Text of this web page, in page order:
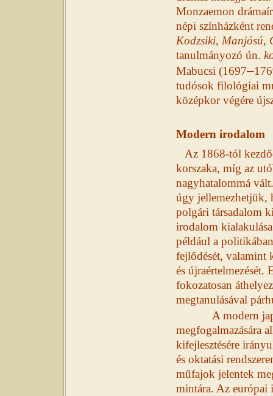
Monzaemon
népi színházként
Kodzsiki, Manjósú,
tanulmányozó ún.
Mabucsi (1697–
tudósok filológiai
középkor végére
Modern irodalom
Az 1868-tól
korszaka, míg az
nagyhatalommá
úgy jellemezhetjük,
polgári társadalom
irodalom
például a
fejlődését, valamint
és
fokozatosan
megtanulásával
A modern
megfogalmazására
kifejlesztésére
és oktatási
műfajok jelentek
mintára. Az európai